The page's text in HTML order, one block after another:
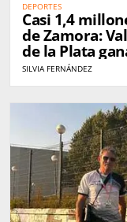
DEPORTES
Casi 1,4
de Zamora:
de la Plata
SILVIA FERNÁNDEZ